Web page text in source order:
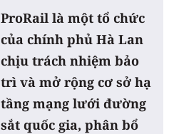
ProRail là một tổ chức
của chính phủ Hà Lan
chịu trách nhiệm bảo
trì và mở rộng cơ sở hạ
tầng mạng lưới đường
sắt quốc gia, phân bổ